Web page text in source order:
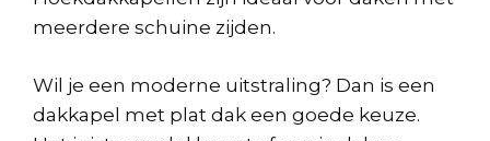
meerdere schuine zijden.
Wil je een moderne uitstraling? Dan is een
dakkapel met plat dak een goede keuze.